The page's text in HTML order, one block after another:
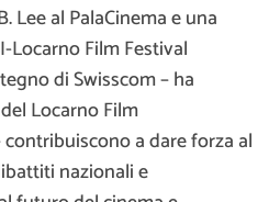
Lee al PalaCinema e una
Film Festival
di Swisscom – ha
Locarno Film
contribuiscono a dare forza al
nazionali e